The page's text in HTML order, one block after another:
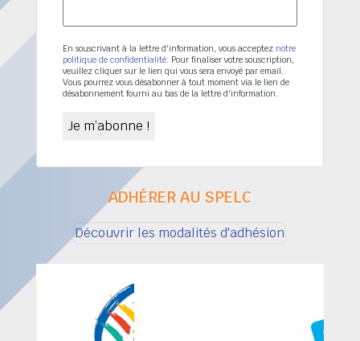
En souscrivant à la lettre d'information, vous acceptez notre
politique de confidentialité. Pour finaliser votre souscription,
veuillez cliquer sur le lien qui vous sera envoyé par email.
Vous pourrez vous désabonner à tout moment via le lien de
désabonnement fourni au bas de la lettre d'information.
ADHÉRER AU SPELC
Découvrir les modalités d'adhésion